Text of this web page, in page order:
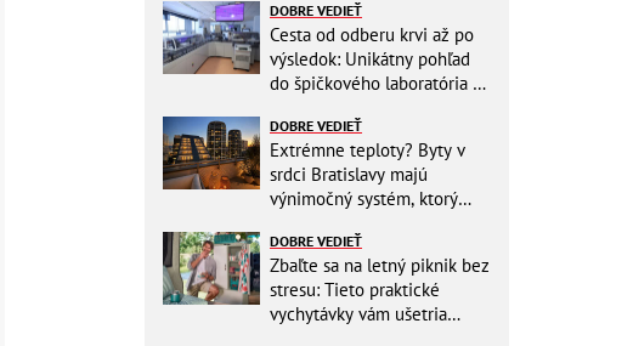
DOBRE VEDIEŤ
Cesta od odberu krvi až po
výsledok: Unikátny pohľad
do špičkového laboratória na
DOBRE VEDIEŤ
Extrémne teploty? Byty v
srdci Bratislavy majú
výnimočný systém, ktorý
DOBRE VEDIEŤ
Zbaľte sa na letný piknik bez
stresu: Tieto praktické
vychytávky vám ušetria